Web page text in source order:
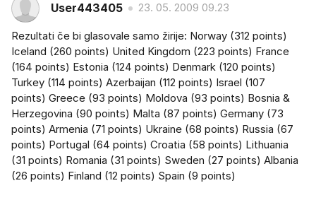
User443405 23. 05. 2009 09.23
Rezultati če bi glasovale samo žirije: Norway (312 points)
Iceland (260 points) United Kingdom (223 points) France
(164 points) Estonia (124 points) Denmark (120 points)
Turkey (114 points) Azerbaijan (112 points) Israel (107
points) Greece (93 points) Moldova (93 points) Bosnia &
Herzegovina (90 points) Malta (87 points) Germany (73
points) Armenia (71 points) Ukraine (68 points) Russia (67
points) Portugal (64 points) Croatia (58 points) Lithuania
(31 points) Romania (31 points) Sweden (27 points) Albania
(26 points) Finland (12 points) Spain (9 points)